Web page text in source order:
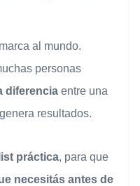
al mundo.
personas
diferencia entre una
resultados.
práctica, para que
necesitás antes de